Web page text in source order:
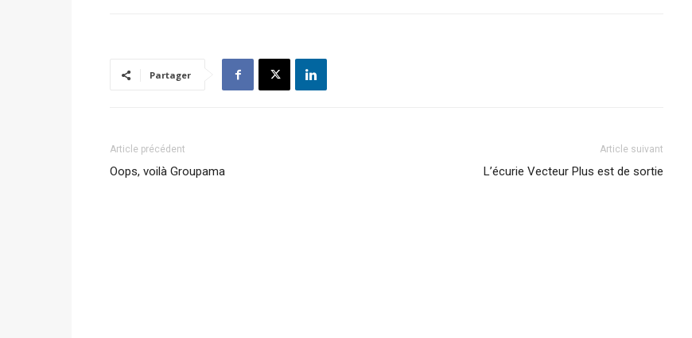
Partager
Article précédent
Oops, voilà Groupama
Article suivant
L’écurie Vecteur Plus est de sortie